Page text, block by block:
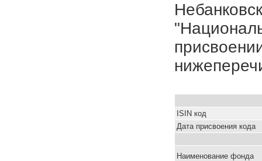
ISIN код
Дата присвоения кода
Наименование фонда